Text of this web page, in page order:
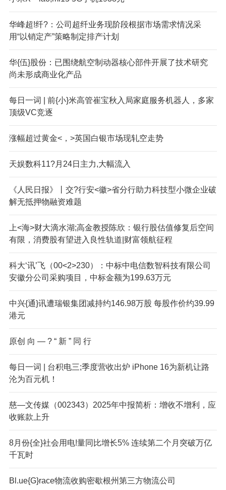
华峰超!纤?：公司超纤业务现阶段根据市场需求情况采
用“以销定产”策略制定排产计划
华{伍}股份：已围绕航空制动器核心部件开展了技术研究
尚未形成商业化产品
每日一词 | 前{小}米高管崔宝秋入局家庭服务机器人，多家
顶级VC竞逐
涨幅超过黄金<，>英国白银市场现轧空走势
天娱数科11?月24日主力,大幅流入
《人民日报》丨交?行安<徽>省分行助力科技型小微企业破
解无抵押物融资难题
上<海>财大滴水湖;高金教授陈欣：银行股估值修复后空间
有限，消费股有望进入良性轨道|财富领航征程
科大‘讯’飞（00<2>230）：中标中电信数智科技有限公司
安徽分公司采购项目，中标金额为199.63万元
中兴{通}讯遭瑞银集团减持约146.98万股 每股作价约39.99
港元
原创 向 — ? “ 新 ” 同 行
每日一词 | 台积电三;季度营收出炉 iPhone 16为新机让路
沦为百元机！
慈—文传媒（002343）2025年中报简析：增收不增利，应
收账款上升
8月份{全}社会用电!量同比增长5% 连续第二个月突破万亿
千瓦时
Bl.ue{G}race物流收购密歇根州第三方物流公司